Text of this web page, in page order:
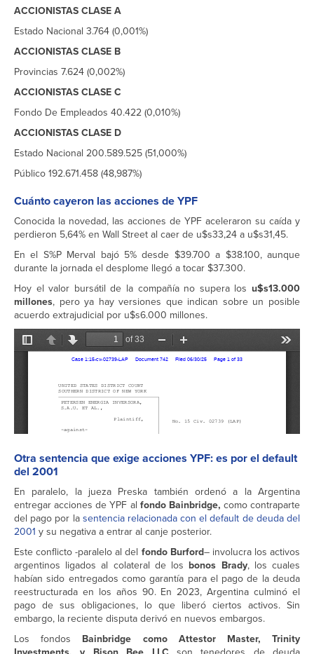
ACCIONISTAS CLASE A
Estado Nacional 3.764 (0,001%)
ACCIONISTAS CLASE B
Provincias 7.624 (0,002%)
ACCIONISTAS CLASE C
Fondo De Empleados 40.422 (0,010%)
ACCIONISTAS CLASE D
Estado Nacional 200.589.525 (51,000%)
Público 192.671.458 (48,987%)
Cuánto cayeron las acciones de YPF
Conocida la novedad, las acciones de YPF aceleraron su caída y
perdieron 5,64% en Wall Street al caer de u$s33,24 a u$s31,45.
En el S%P Merval bajó 5% desde $39.700 a $38.100, aunque
durante la jornada el desplome llegó a tocar $37.300.
Hoy el valor bursátil de la compañía no supera los u$s13.000
millones, pero ya hay versiones que indican sobre un posible
acuerdo extrajudicial por u$s6.000 millones.
Otra sentencia que exige acciones YPF: es por el default
del 2001
En paralelo, la jueza Preska también ordenó a la Argentina
entregar acciones de YPF al fondo Bainbridge, como contraparte
del pago por lasentencia relacionada con el default de deuda del
2001 y su negativa a entrar al canje posterior.
Este conflicto -paralelo al del fondo Burford– involucra los activos
argentinos ligados al colateral de los bonos Brady, los cuales
habían sido entregados como garantía para el pago de la deuda
reestructurada en los años 90. En 2023, Argentina culminó el
pago de sus obligaciones, lo que liberó ciertos activos. Sin
embargo, la reciente disputa derivó en nuevos embargos.
Los fondos Bainbridge como Attestor Master, Trinity